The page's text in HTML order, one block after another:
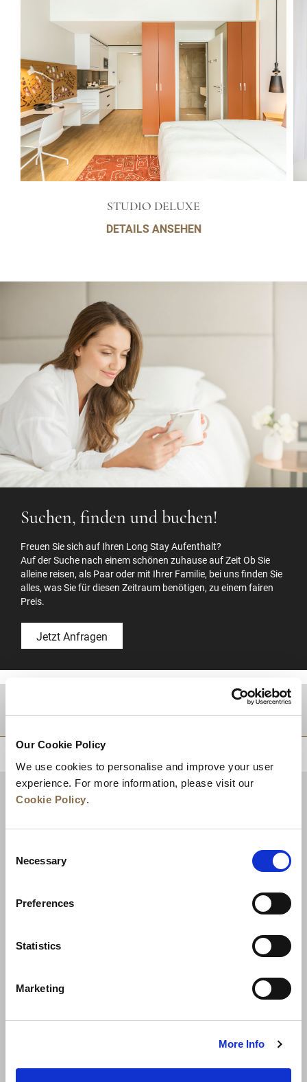
Our Cookie Policy
We use cookies to personalise and improve your user
experience. For more information, please visit our
Cookie Policy.
Selection
Necessary
Preferences
Statistics
Marketing
More Info
STUDIO DELUXE
DETAILS ANSEHEN
Suchen, finden und buchen!
Freuen Sie sich auf Ihren Long Stay Aufenthalt?
Auf der Suche nach einem schönen zuhause auf Zeit Ob Sie
alleine reisen, als Paar oder mit Ihrer Familie, bei uns finden Sie
alles, was Sie für diesen Zeitraum benötigen, zu einem fairen
Preis.
Jetzt Anfragen
Neuigkeiten